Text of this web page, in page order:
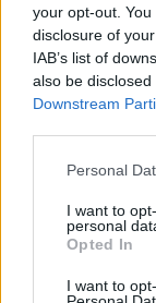
your opt-out.
disclosure of
IAB’s list of
also be
Downstream
Please note that
not limited to
grant or deny
use your data
consent section.
Personal
I want to
personal
Opted In
I want to
Κασσελάκης: